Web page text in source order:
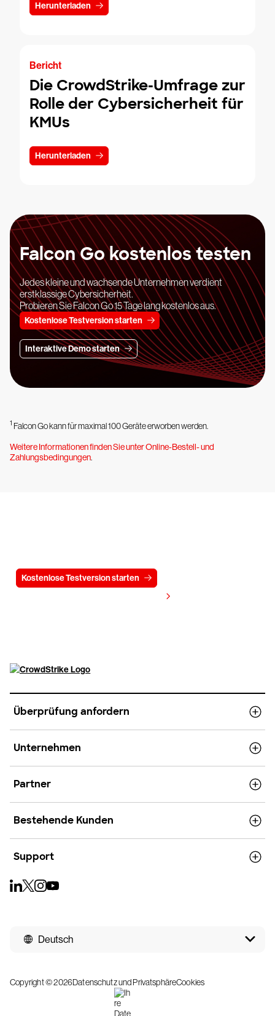
Herunterladen
Bericht
Die CrowdStrike-Umfrage zur
Rolle der Cybersicherheit für
KMUs
Herunterladen
Falcon Go kostenlos testen
Jedes kleine und wachsende Unternehmen verdient
erstklassige Cybersicherheit.
Probieren Sie Falcon Go 15 Tage lang kostenlos aus.
Kostenlose Testversion starten
Interaktive Demo starten
1 Falcon Go kann für maximal 100 Geräte erworben werden.
Weitere Informationen finden Sie unter Online-Bestell- und
Zahlungsbedingungen.
Kostenlose Testversion starten
Überprüfung anfordern
Unternehmen
Partner
Bestehende Kunden
Support
Deutsch
Copyright © 2026Datenschutz und PrivatsphäreCookies